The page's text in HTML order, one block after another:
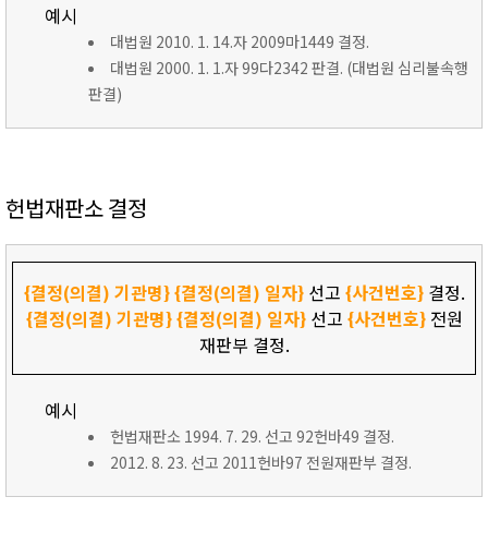
예시
대법원 2010. 1. 14.자 2009마1449 결정.
대법원 2000. 1. 1.자 99다2342 판결. (대법원 심리불속행
판결)
헌법재판소 결정
{결정(의결) 기관명}{결정(의결) 일자}선고 {사건번호}결정.
{결정(의결) 기관명}{결정(의결) 일자}선고 {사건번호}전원
재판부 결정.
예시
헌법재판소 1994. 7. 29. 선고 92헌바49 결정.
2012. 8. 23. 선고 2011헌바97 전원재판부 결정.